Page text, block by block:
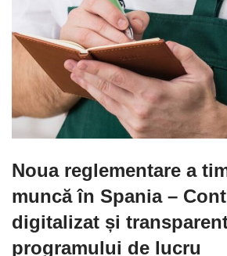
Noua reglementare a
muncă în Spania–
digitalizat și
programului de lucru